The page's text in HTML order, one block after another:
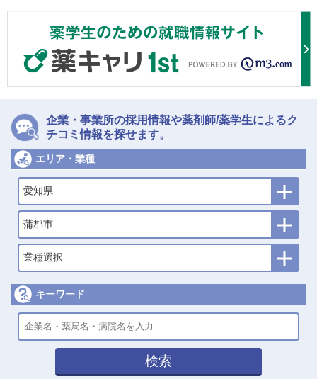
企業・事業所の採用情報や薬剤師/薬学生によるク
チコミ情報を探せます。
エリア・業種
愛知県
蒲郡市
業種選択
キーワード
検索